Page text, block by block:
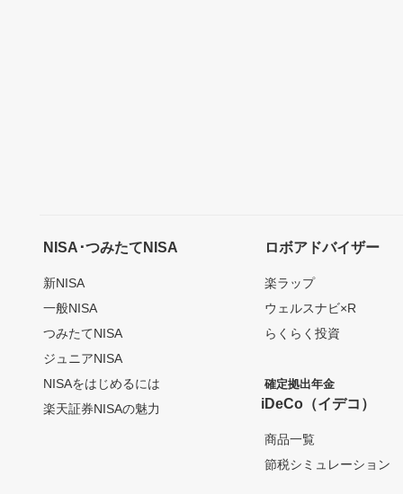
NISA･つみたてNISA
新NISA
一般NISA
つみたてNISA
ジュニアNISA
NISAをはじめるには
楽天証券NISAの魅力
ロボアドバイザー
楽ラップ
ウェルスナビ×R
らくらく投資
確定拠出年金
iDeCo（イデコ）
商品一覧
節税シミュレーション